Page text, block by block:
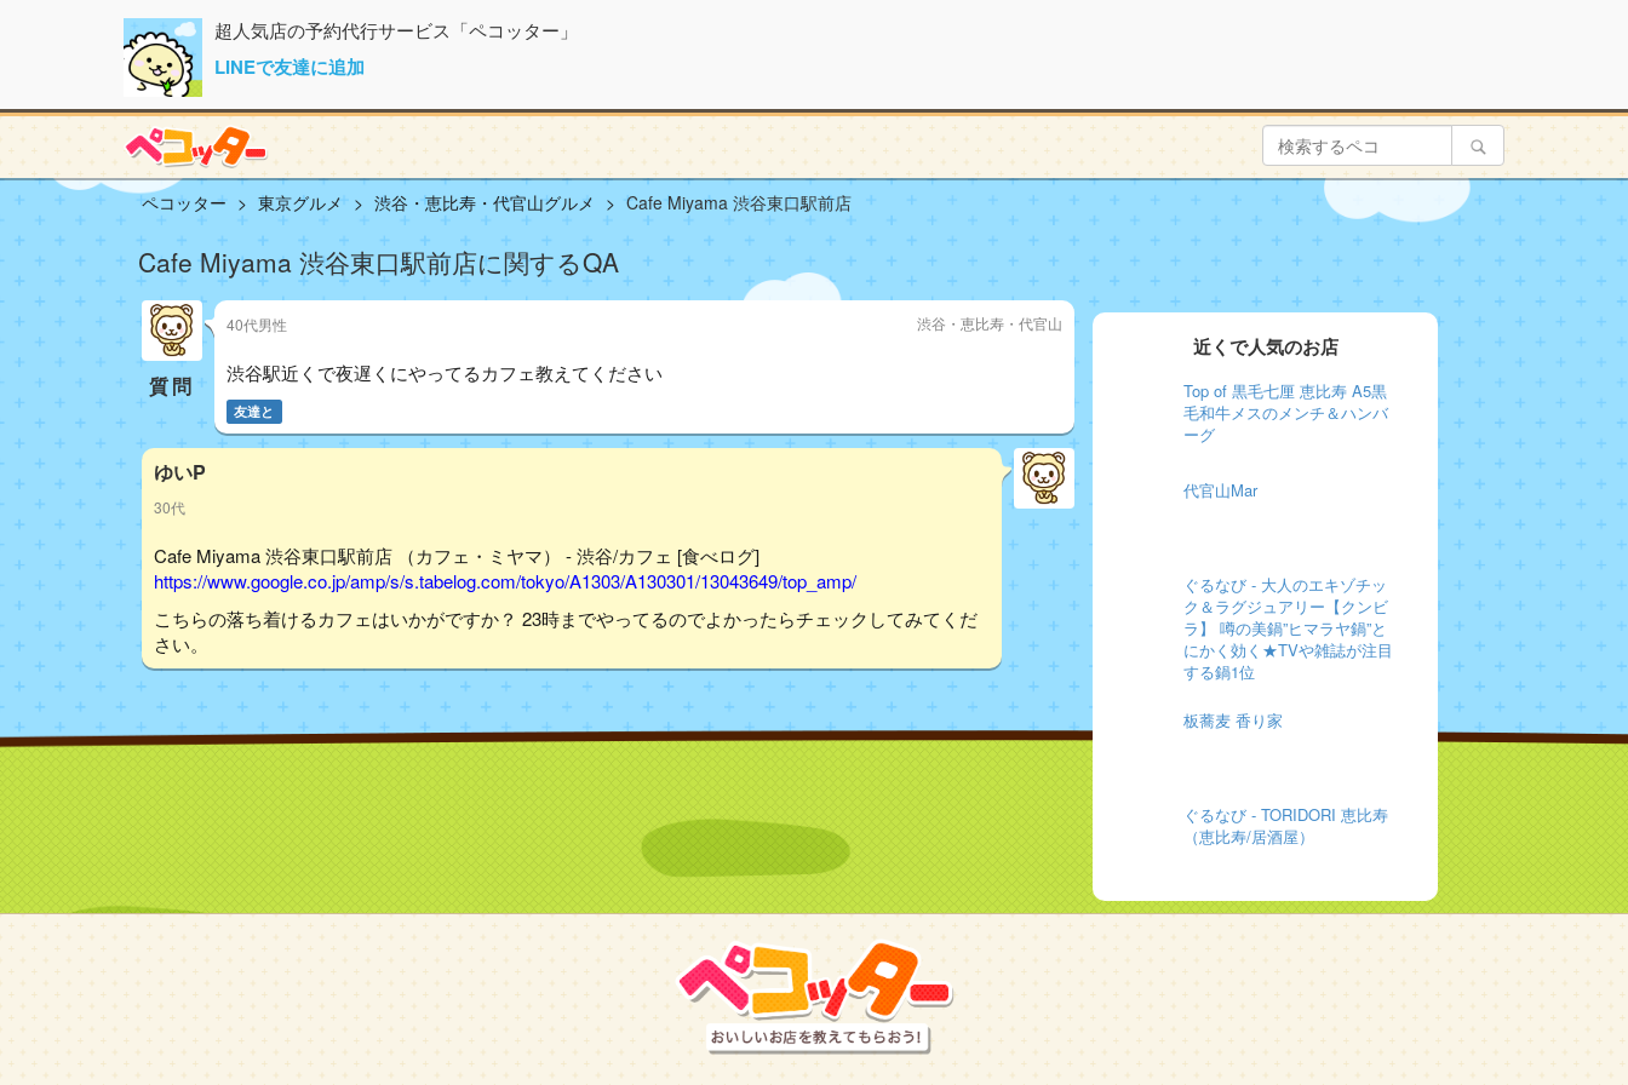
超人気店の予約代行サービス「ペコッター」
LINEで友達に追加
ペコッター 東京グルメ 渋谷・恵比寿・代官山グルメ Cafe Miyama 渋谷東口駅前店
Cafe Miyama 渋谷東口駅前店に関するQA
質問
40代男性 渋谷・恵比寿・代官山
渋谷駅近くで夜遅くにやってるカフェ教えてください
友達と
ゆいP
30代
Cafe Miyama 渋谷東口駅前店 （カフェ・ミヤマ） - 渋谷/カフェ [食べログ]
https://www.google.co.jp/amp/s/s.tabelog.com/tokyo/A1303/A130301/13043649/top_amp/
こちらの落ち着けるカフェはいかがですか？ 23時までやってるのでよかったらチェックしてみてくだ
さい。
近くで人気のお店
Top of 黒毛七厘 恵比寿 A5黒
毛和牛メスのメンチ＆ハンバ
ーグ
代官山Mar
ぐるなび - 大人のエキゾチッ
ク＆ラグジュアリー【クンビ
ラ】 噂の美鍋”ヒマラヤ鍋”と
にかく効く★TVや雑誌が注目
する鍋1位
板蕎麦 香り家
ぐるなび - TORIDORI 恵比寿
（恵比寿/居酒屋）